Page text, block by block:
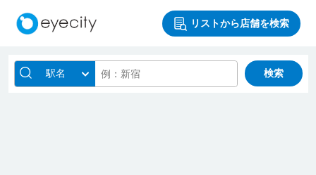
リストから店舗を検索
駅名 検索